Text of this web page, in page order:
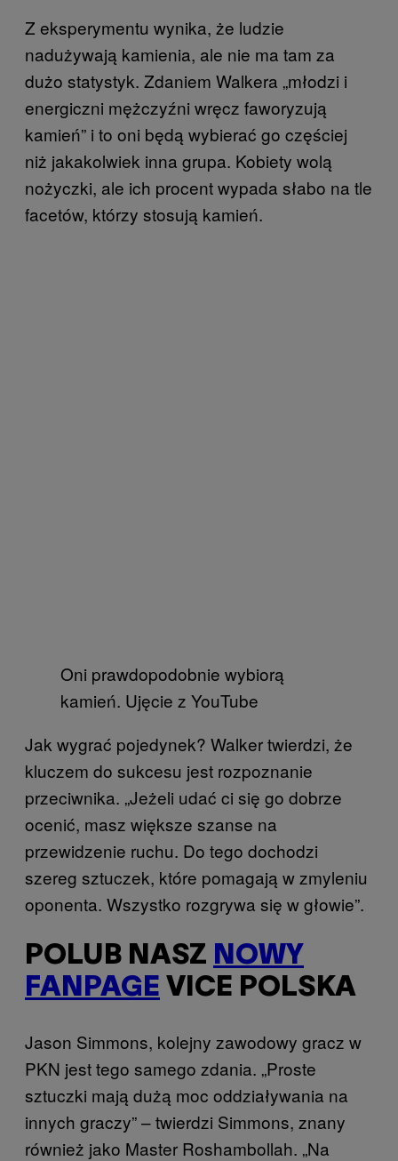
Z eksperymentu wynika, że ludzie
nadużywają kamienia, ale nie ma tam za
dużo statystyk. Zdaniem Walkera „młodzi i
energiczni mężczyźni wręcz faworyzują
kamień” i to oni będą wybierać go częściej
niż jakakolwiek inna grupa. Kobiety wolą
nożyczki, ale ich procent wypada słabo na tle
facetów, którzy stosują kamień.
Oni prawdopodobnie wybiorą
kamień. Ujęcie z YouTube
Jak wygrać pojedynek? Walker twierdzi, że
kluczem do sukcesu jest rozpoznanie
przeciwnika. „Jeżeli udać ci się go dobrze
ocenić, masz większe szanse na
przewidzenie ruchu. Do tego dochodzi
szereg sztuczek, które pomagają w zmyleniu
oponenta. Wszystko rozgrywa się w głowie”.
POLUB NASZ NOWY
FANPAGE VICE POLSKA
Jason Simmons, kolejny zawodowy gracz w
PKN jest tego samego zdania. „Proste
sztuczki mają dużą moc oddziaływania na
innych graczy” – twierdzi Simmons, znany
również jako Master Roshambollah. „Na